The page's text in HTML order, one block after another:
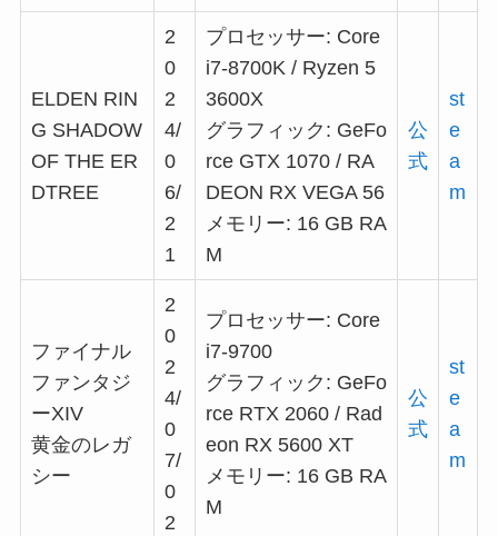
ELDEN RIN
G SHADOW
OF THE ER
DTREE
2
0
2
4/
0
6/
2
1
プロセッサー: Core
i7-8700K / Ryzen 5
3600X
グラフィック: GeFo
rce GTX 1070 / RA
DEON RX VEGA 56
メモリー: 16 GB RA
M
公
式
st
e
a
m
ファイナル
ファンタジ
ーXIV
黄金のレガ
シー
2
0
2
4/
0
7/
0
2
プロセッサー: Core
i7-9700
グラフィック: GeFo
rce RTX 2060 / Rad
eon RX 5600 XT
メモリー: 16 GB RA
M
公
式
st
e
a
m